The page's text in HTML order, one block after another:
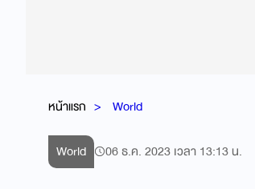
หน้าแรก World
World 06 ธ.ค. 2023 เวลา 13:13 น.